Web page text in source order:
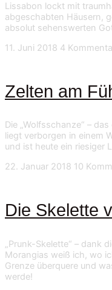
Lissabon lockt mit
abgeschabten Häusern,
absolut sehenswerten
11. Juni 2018 4
Zelten am
Die „Wolfsschanze“ –
liegt verborgen in einem
und ist heute ein riesiger
22. Januar 2018 10
Die Skelette
„Prunk-Skelette“ – dank
Morangias weiß ich, wo
Grenze überquere und
werde!